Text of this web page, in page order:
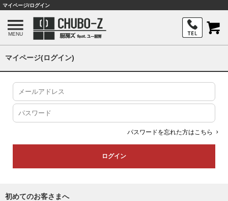
マイページ/ログイン
MENU
マイページ(ログイン)
パスワードを忘れた方はこちら
初めてのお客さまへ